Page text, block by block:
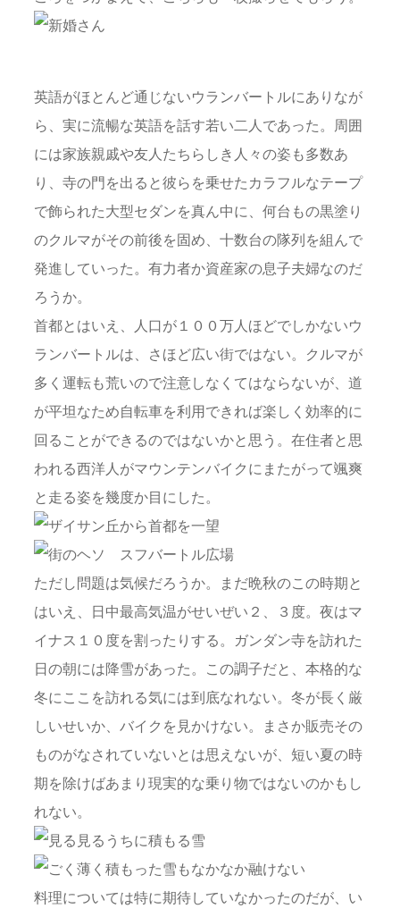
英語がほとんど通じないウランバートルにありなが
ら、実に流暢な英語を話す若い二人であった。周囲
には家族親戚や友人たちらしき人々の姿も多数あ
り、寺の門を出ると彼らを乗せたカラフルなテープ
で飾られた大型セダンを真ん中に、何台もの黒塗り
のクルマがその前後を固め、十数台の隊列を組んで
発進していった。有力者か資産家の息子夫婦なのだ
ろうか。
首都とはいえ、人口が１００万人ほどでしかないウ
ランバートルは、さほど広い街ではない。クルマが
多く運転も荒いので注意しなくてはならないが、道
が平坦なため自転車を利用できれば楽しく効率的に
回ることができるのではないかと思う。在住者と思
われる西洋人がマウンテンバイクにまたがって颯爽
と走る姿を幾度か目にした。
ただし問題は気候だろうか。まだ晩秋のこの時期と
はいえ、日中最高気温がせいぜい２、３度。夜はマ
イナス１０度を割ったりする。ガンダン寺を訪れた
日の朝には降雪があった。この調子だと、本格的な
冬にここを訪れる気には到底なれない。冬が長く厳
しいせいか、バイクを見かけない。まさか販売その
ものがなされていないとは思えないが、短い夏の時
期を除けばあまり現実的な乗り物ではないのかもし
れない。
料理については特に期待していなかったのだが、い